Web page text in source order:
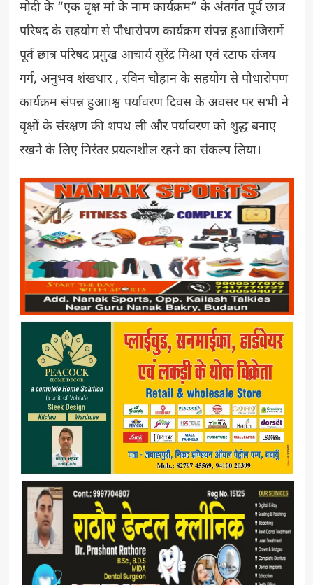
मोदी के “एक वृक्ष मां के नाम कार्यक्रम” के अंतर्गत पूर्व छात्र
परिषद के सहयोग से पौधारोपण कार्यक्रम संपन्न हुआ।जिसमें
पूर्व छात्र परिषद प्रमुख आचार्य सुरेंद्र मिश्रा एवं स्टाफ संजय
गर्ग, अनुभव शंखधार , रविन चौहान के सहयोग से पौधारोपण
कार्यक्रम संपन्न हुआ।श्व पर्यावरण दिवस के अवसर पर सभी ने
वृक्षों के संरक्षण की शपथ ली और पर्यावरण को शुद्ध बनाए
रखने के लिए निरंतर प्रयत्नशील रहने का संकल्प लिया।